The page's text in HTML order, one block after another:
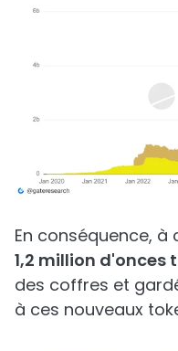
En conséquence, à
1,2 million d'onces
des coffres et
à ces nouveaux